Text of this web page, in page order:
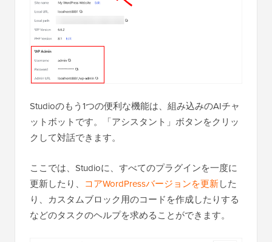
Studioのもう1つの便利な機能は、組み込みのAIチャ
ットボットです。「アシスタント」ボタンをクリッ
クして対話できます。
ここでは、Studioに、すべてのプラグインを一度に
更新したり、 コアWordPressバージョンを更新した
り、カスタムブロック用のコードを作成したりする
などのタスクのヘルプを求めることができます。